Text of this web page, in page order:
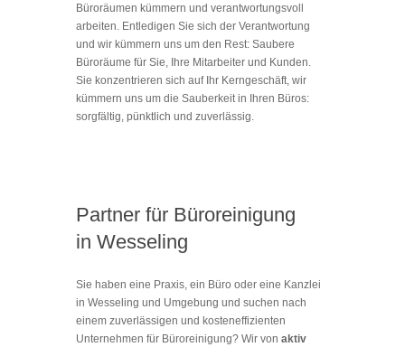
Büroräumen kümmern und verantwortungsvoll
arbeiten. Entledigen Sie sich der Verantwortung
und wir kümmern uns um den Rest: Saubere
Büroräume für Sie, Ihre Mitarbeiter und Kunden.
Sie konzentrieren sich auf Ihr Kerngeschäft, wir
kümmern uns um die Sauberkeit in Ihren Büros:
sorgfältig, pünktlich und zuverlässig.
Partner für Büroreinigung
in Wesseling
Sie haben eine Praxis, ein Büro oder eine Kanzlei
in Wesseling und Umgebung und suchen nach
einem zuverlässigen und kosteneffizienten
Unternehmen für Büroreinigung? Wir von aktiv